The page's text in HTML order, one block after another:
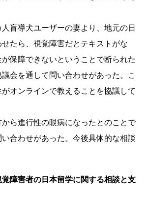
盲導犬ユーザーの妻より、地元の日
たら、視覚障害だとテキストがな
保障できないということで断られた
会を通して問い合わせがあった。こ
オンラインで教えることを協議して
ら進行性の眼病になったとのことで
合わせがあった。今後具体的な相談
覚障害者の日本留学に関する相談と支